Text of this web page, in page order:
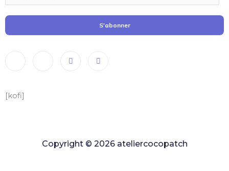
S'abonner
[kofi]
Copyright © 2026 ateliercocopatch